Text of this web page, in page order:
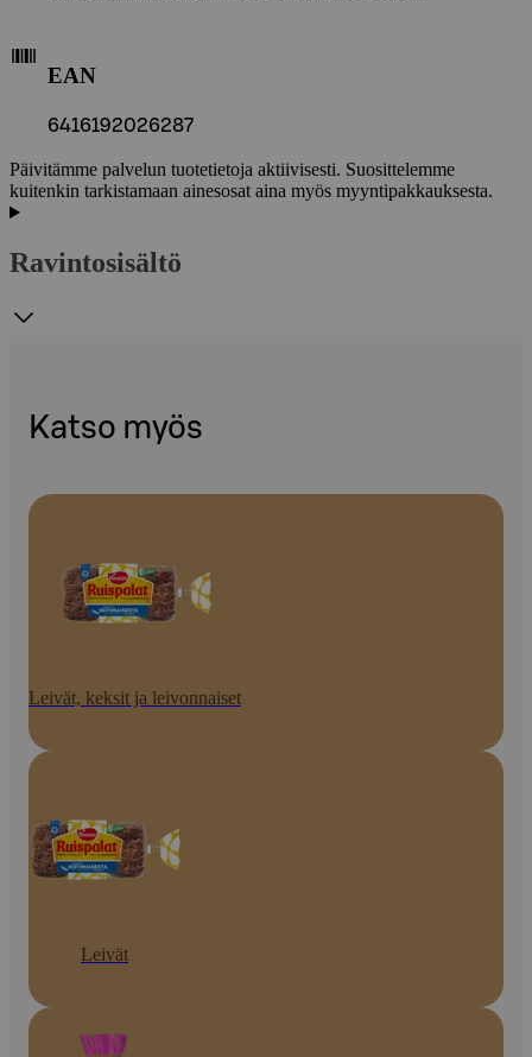
EAN
6416192026287
Päivitämme palvelun tuotetietoja aktiivisesti. Suosittelemme
kuitenkin tarkistamaan ainesosat aina myös myyntipakkauksesta.
Ravintosisältö
Katso myös
Leivät, keksit ja leivonnaiset
Leivät